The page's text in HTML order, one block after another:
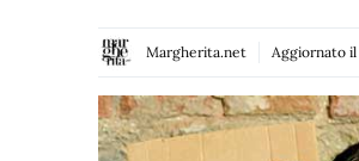
Margherita.net Aggiornato il